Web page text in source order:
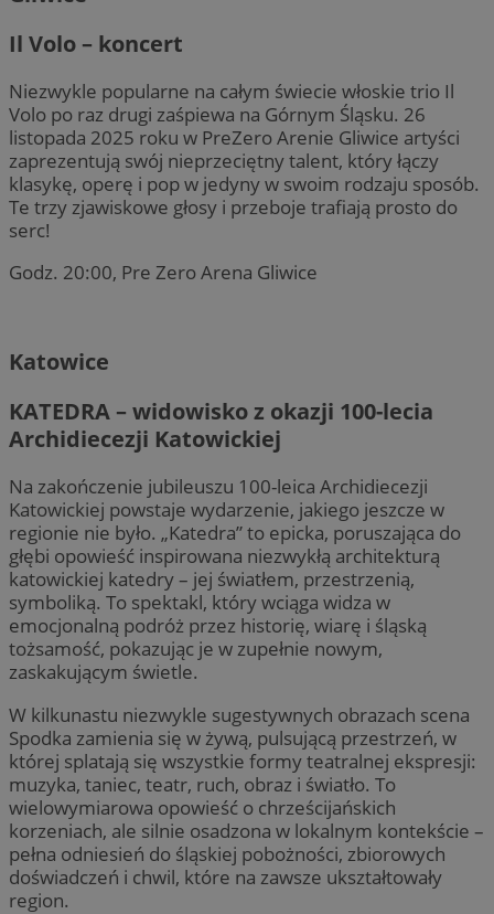
Il Volo – koncert
Niezwykle popularne na całym świecie włoskie trio Il
Volo po raz drugi zaśpiewa na Górnym Śląsku. 26
listopada 2025 roku w PreZero Arenie Gliwice artyści
zaprezentują swój nieprzeciętny talent, który łączy
klasykę, operę i pop w jedyny w swoim rodzaju sposób.
Te trzy zjawiskowe głosy i przeboje trafiają prosto do
serc!
Godz. 20:00, Pre Zero Arena Gliwice
Katowice
KATEDRA – widowisko z okazji 100-lecia
Archidiecezji Katowickiej
Na zakończenie jubileuszu 100-leica Archidiecezji
Katowickiej powstaje wydarzenie, jakiego jeszcze w
regionie nie było. „Katedra” to epicka, poruszająca do
głębi opowieść inspirowana niezwykłą architekturą
katowickiej katedry – jej światłem, przestrzenią,
symboliką. To spektakl, który wciąga widza w
emocjonalną podróż przez historię, wiarę i śląską
tożsamość, pokazując je w zupełnie nowym,
zaskakującym świetle.
W kilkunastu niezwykle sugestywnych obrazach scena
Spodka zamienia się w żywą, pulsującą przestrzeń, w
której splatają się wszystkie formy teatralnej ekspresji:
muzyka, taniec, teatr, ruch, obraz i światło. To
wielowymiarowa opowieść o chrześcijańskich
korzeniach, ale silnie osadzona w lokalnym kontekście –
pełna odniesień do śląskiej pobożności, zbiorowych
doświadczeń i chwil, które na zawsze ukształtowały
region.